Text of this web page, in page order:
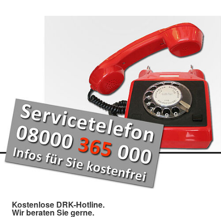
Kostenlose DRK-Hotline.
Wir beraten Sie gerne.